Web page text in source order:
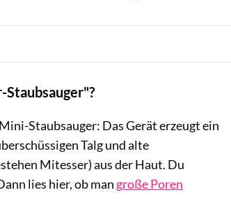
Staubsauger: Das Gerät erzeugt ein
Talg und alte
Mitesser) aus der Haut. Du
lies hier, ob man große Poren